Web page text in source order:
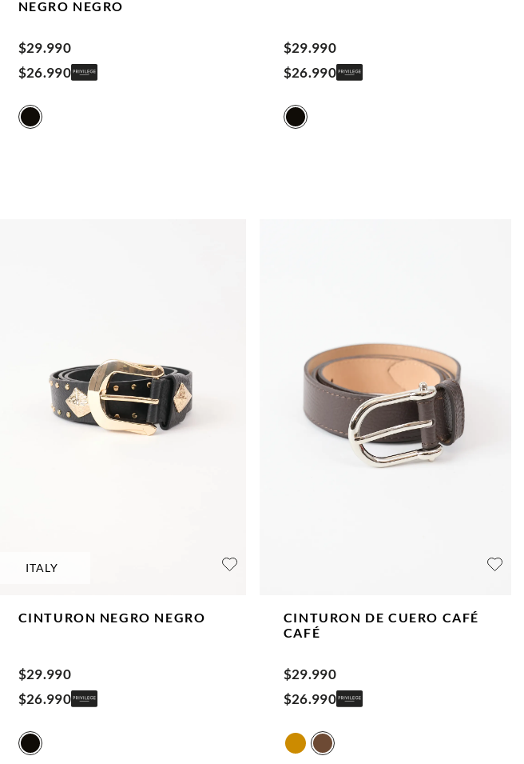
NEGRO NEGRO
$29.990
$26.990
$29.990
$26.990
ITALY
CINTURON NEGRO NEGRO
$29.990
$26.990
CINTURON DE CUERO CAFÉ
CAFÉ
$29.990
$26.990